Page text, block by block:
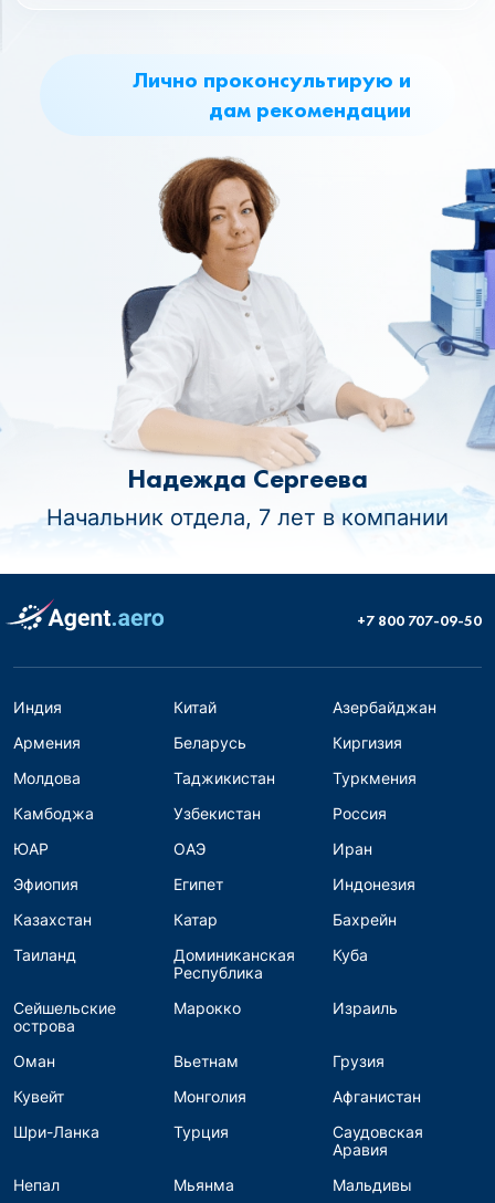
Лично проконсультирую и
дам рекомендации
Надежда Сергеева
Начальник отдела, 7 лет в компании
+7 800 707-09-50
Индия Китай
Азербайджан
Армения
Беларусь
Киргизия
Молдова
Таджикистан
Туркмения
Камбоджа
Узбекистан
Россия
ЮАР
ОАЭ
Иран
Эфиопия
Египет
Индонезия
Казахстан
Катар
Бахрейн
Таиланд
Доминиканская
Республика
Куба
Сейшельские
острова
Марокко Израиль
Оман Вьетнам
Грузия
Кувейт
Монголия
Афганистан
Шри-Ланка
Турция
Саудовская
Аравия
Непал
Мьянма
Мальдивы